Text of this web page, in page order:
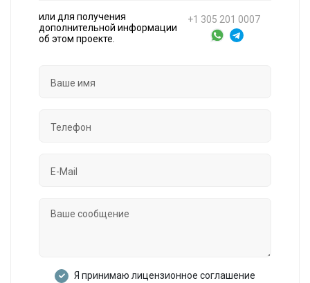
или для получения
дополнительной информации
об этом проекте.
+1 305 201 0007
Я принимаю лицензионное соглашение